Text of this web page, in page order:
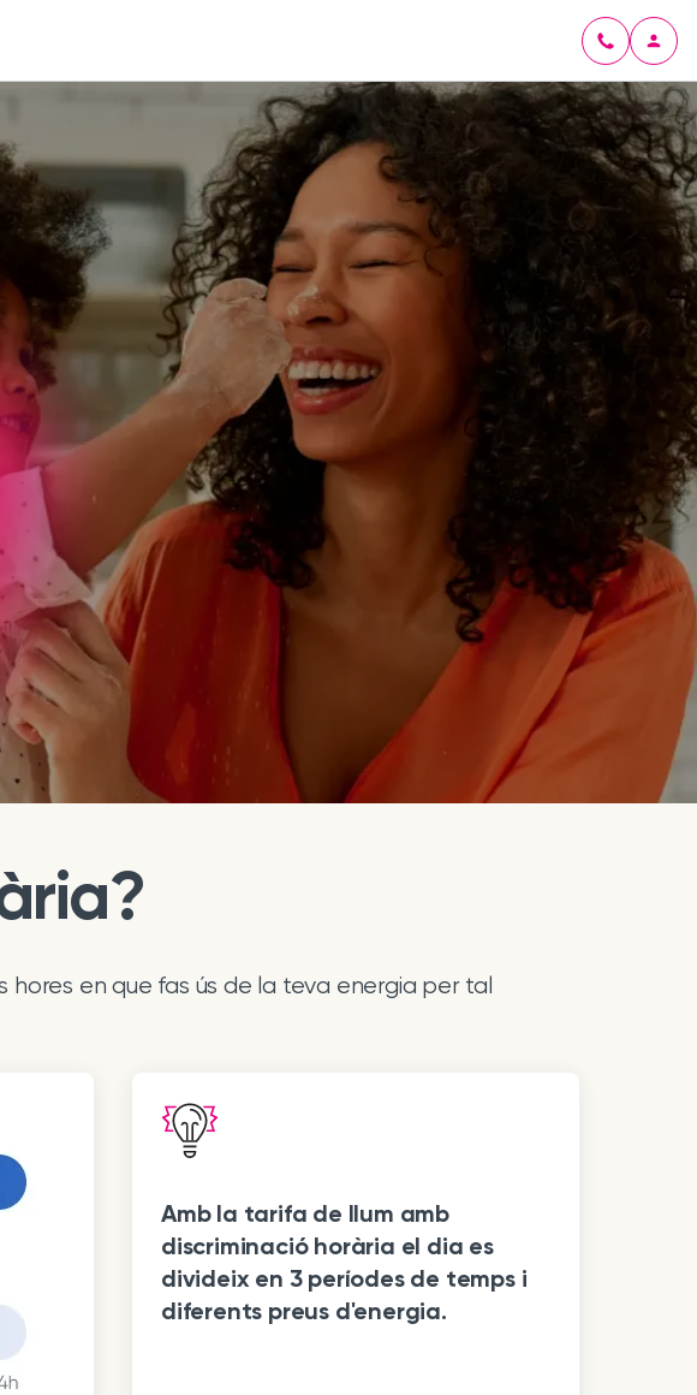
en que fas ús de la teva energia per tal
Amb la tarifa de llum amb
discriminació horària el dia es
divideix en 3 períodes de temps i
diferents preus d'energia.